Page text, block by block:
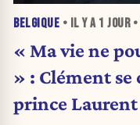
BELGIQUE • IL Y A 1 JOUR•
« Ma vie ne
» : Clément se
prince Laurent